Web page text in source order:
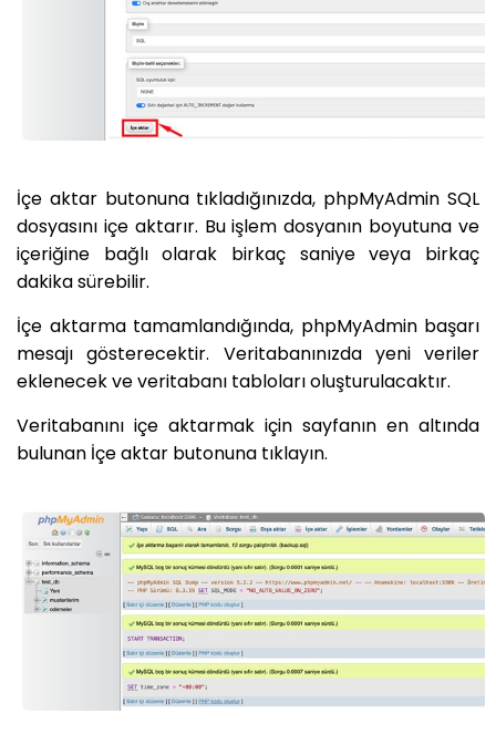
İçe aktar butonuna tıkladığınızda, phpMyAdmin SQL
dosyasını içe aktarır. Bu işlem dosyanın boyutuna ve
içeriğine bağlı olarak birkaç saniye veya birkaç
dakika sürebilir.
İçe aktarma tamamlandığında, phpMyAdmin başarı
mesajı gösterecektir. Veritabanınızda yeni veriler
eklenecek ve veritabanı tabloları oluşturulacaktır.
Veritabanını içe aktarmak için sayfanın en altında
bulunan İçe aktar butonuna tıklayın.